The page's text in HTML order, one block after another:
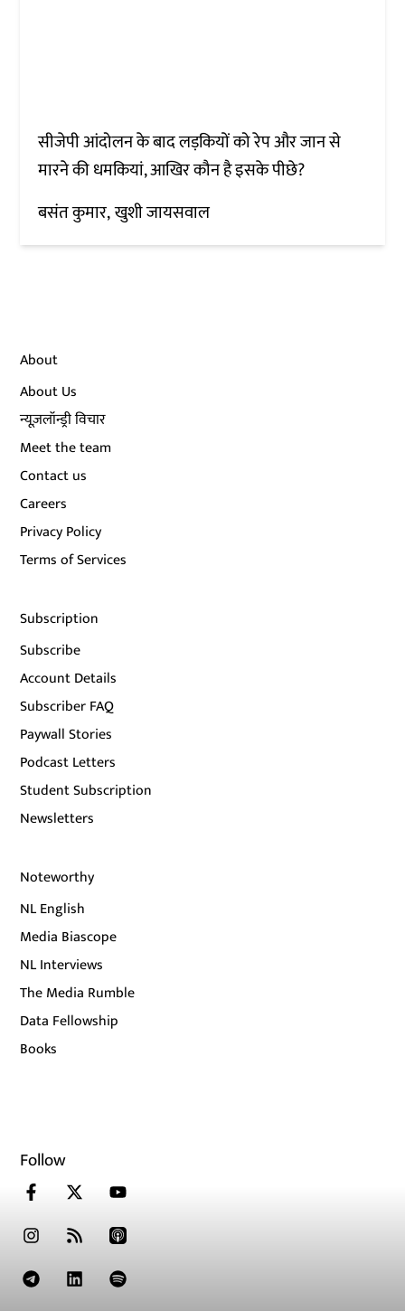
सीजेपी आंदोलन के बाद लड़कियों को रेप और जान से
मारने की धमकियां, आखिर कौन है इसके पीछे?
बसंत कुमार खुशी जायसवाल
About
About Us
न्यूज़लॉन्ड्री विचार
Meet the team
Contact us
Careers
Privacy Policy
Terms of Services
Subscription
Subscribe
Account Details
Subscriber FAQ
Paywall Stories
Podcast Letters
Student Subscription
Newsletters
Noteworthy
NL English
Media Biascope
NL Interviews
The Media Rumble
Data Fellowship
Books
Follow